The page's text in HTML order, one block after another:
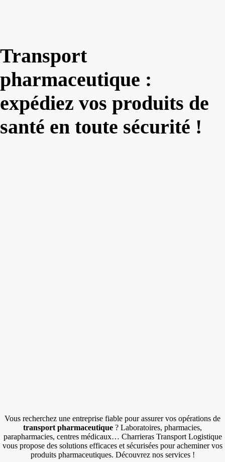
Transport
pharmaceutique :
expédiez vos produits de
santé en toute sécurité !
Vous recherchez une entreprise fiable pour assurer vos opérations de
transport pharmaceutique ? Laboratoires, pharmacies,
parapharmacies, centres médicaux… Charrieras Transport Logistique
vous propose des solutions efficaces et sécurisées pour acheminer vos
produits pharmaceutiques. Découvrez nos services !